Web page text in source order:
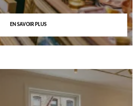
EN SAVOIR PLUS